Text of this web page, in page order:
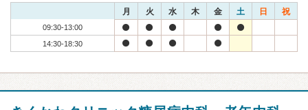
月 火 水 木 金 土 日 祝
09:30-13:00
14:30-18:30